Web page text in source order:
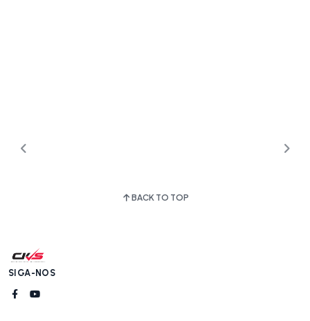
BACK TO TOP
SIGA-NOS